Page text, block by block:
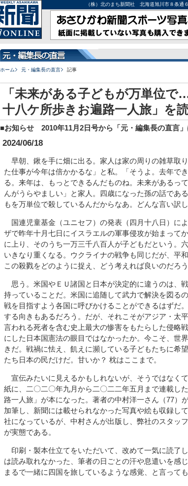
（株）北のまち新聞社 北海道旭川市８条
ホーム 元・編集長の直言 記事
「未来がある子どもが万単位で
十八ケ所歩きお遍路一人旅」を
■お知らせ 2010年11月2日号から「元・編集長の直言」
2024/06/18
早朝、鍬を手に畑に出る。家人は家の周りの雑草取
た仕事が今年は倍かかるな」と私。「そうよ。去年で
る。来年は、もっとできるんだものね。未来があるっ
んがうらやましい」と家人。四歳になった孫の話であ
もを万単位で殺しているんだからなあ。どんな言い訳
国連児童基金（ユニセフ）の発表（四月十八日）に
ザで昨年十月七日にイスラエルの軍事侵攻が始まって
に上り、そのうち一万三千八百人が子どもだという。
いきなり重くなる。ウクライナの戦争も同じだが、平
この殺戮をどのように捉え、どう考えれば良いのだろう
思う。米国やＥＵ諸国と日本が決定的に違うのは、
持っていることだ。米国に追随して武力で解決を図る
戦を目指すよう各国に呼びかけることができるはずだ
する向きもあるだろう。だが、それこそがアジア・太
言われる死者を含む史上最大の惨害をもたらした侵略
にした日本国憲法の眼目ではなかったか。今こそ、世
きだ。戦禍に怯え、飢えに瀕している子どもたちに希
たち日本の民だけだ。甘いか？ 枕はここまで。
宣伝みたいに見えるかもしれないが、そうではなく
紙に、二〇二〇年九月から二〇二二年五月まで連載し
路一人旅」が本になった。著者の中村洋一さん（77）
加筆し、新聞には載せられなかった写真や絵も収録し
社になっているが、中村さんが出版し、弊社のスタッ
が実態である。
印刷・製本仕立てをいただいて、改めて一気に読了
は読み取れなかった、筆者の日ごとの汗や息遣いを感
まるで一緒に四国を旅しているような感覚、と言って